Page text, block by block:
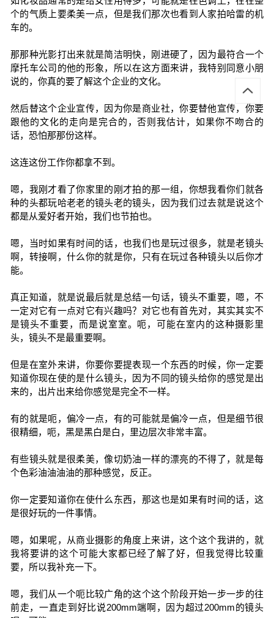
个的气质上要柔美一点，但是我们那次也看到人家拍哈雷的机
车的。
那那种光影打出来就是简洁明快，刚进硬了，因为最符合一个
摩托车公司的他的形象，所以在这方面来讲，我特别同意小朋
说的，你真的要了解这个企业的文化。
然后替这个企业宣传，因为你是商业社，你要替他宣传，你要
跟他的文化的走向是完合的，否则我估计，如果你不吻合的
话，恐怕那那份这样。
这连这份工作你都拿不到。
嗯，我刚才看了你家里的刚才拍的那一组，你想我看你们就各
种的头都玩哈老老的镜头老的镜头，因为我们过去就是说这个
都是从爱好者开始，我们也节拍也。
嗯，当时如果有时间的话，也我们也是玩过很多，就是老镜头
啊，转接啊，什么你的就是你，只有在玩过各种镜头以后你才
能。
真正知道，就是说最后就是总结一句话，镜头不重要，嗯，不
一定对它有一点对它有兴趣吗？对它也有首先对，其实其实不
是镜头不重要，而是说室室。呃，可能在室内的这种摄影里
头，镜头不是最重要啊。
但是在室外来讲，你要你要提表现一个东西的时候，你一定要
知道你现在使的是什么镜头，因为不同的镜头给你的感觉是出
来的，出片出来给你感觉是完全不一样。
有的就是呃，偏冷一点，有的可能就是偏冷一点，但是细节很
很精细，呃，黑是黑白是白，里边层次非常丰富。
有些镜头就是很柔美，像切奶油一样的漂亮的不得了，就是每
个色彩油油油油的那种感觉，反正。
你一定要知道你在使什么东西，那这也是如果有时间的话，这
是很好玩的一件事情。
嗯，如果呢，从商业摄影的角度上来讲，这个这个我讲的，就
我将要讲的这个可能大家都已经了解了好，但我觉得比较重
要，所以我补充一下。
嗯，我们从一个呃比较广角的这个这个阶段开始一步一步的往
前走，一直走到好比说200mm端啊，因为超过200mm的镜头